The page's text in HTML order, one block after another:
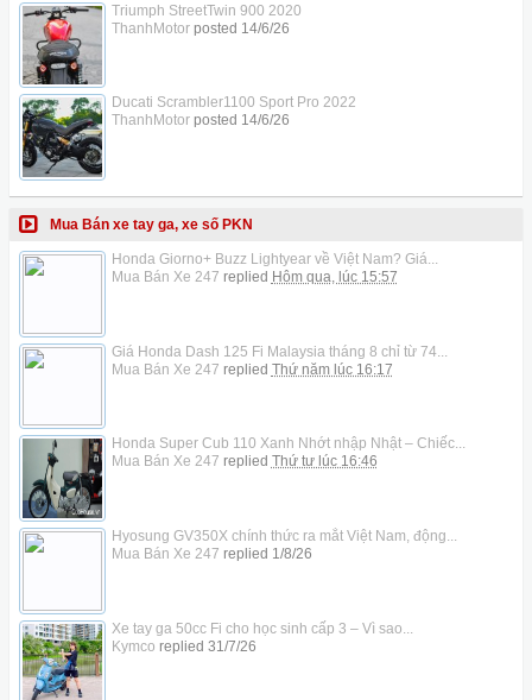
Triumph StreetTwin 900 2020
ThanhMotorposted 14/6/26
Ducati Scrambler1100 Sport Pro 2022
ThanhMotorposted 14/6/26
Mua Bán xe tay ga, xe số PKN
Honda Giorno+ Buzz Lightyear về Việt Nam? Giá...
Mua Bán Xe 247 replied Hôm qua, lúc 15:57
Giá Honda Dash 125 Fi Malaysia tháng 8 chỉ từ 74...
Mua Bán Xe 247 replied Thứ năm lúc 16:17
Honda Super Cub 110 Xanh Nhớt nhập Nhật – Chiếc...
Mua Bán Xe 247 replied Thứ tư lúc 16:46
Hyosung GV350X chính thức ra mắt Việt Nam, động...
Mua Bán Xe 247 replied 1/8/26
Xe tay ga 50cc Fi cho học sinh cấp 3 – Vì sao...
Kymco replied 31/7/26